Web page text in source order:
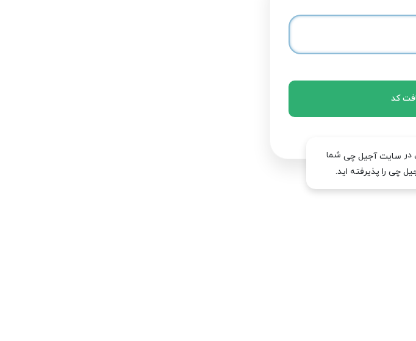
کد
در سایت آجیل چی شما
چی را پذیرفته اید.